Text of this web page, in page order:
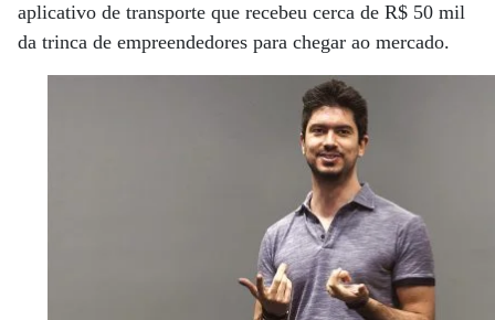
aplicativo de transporte que recebeu cerca de R$ 50 mil
da trinca de empreendedores para chegar ao mercado.